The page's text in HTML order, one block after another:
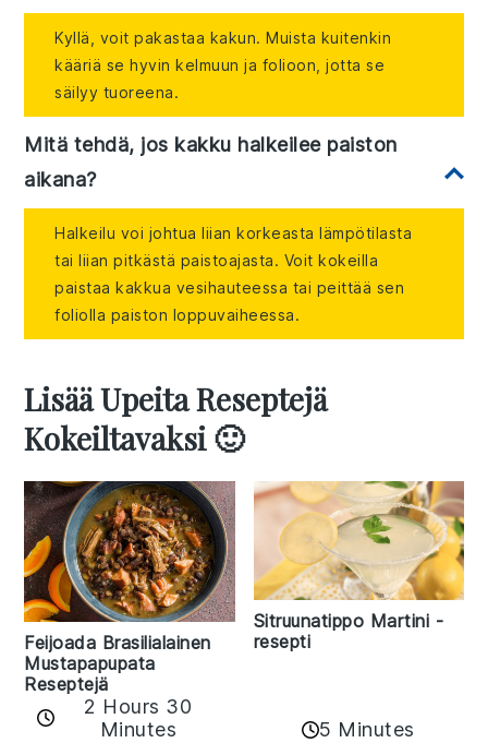
Kyllä, voit pakastaa kakun. Muista kuitenkin
kääriä se hyvin kelmuun ja folioon, jotta se
säilyy tuoreena.
Mitä tehdä, jos kakku halkeilee paiston
aikana?
Halkeilu voi johtua liian korkeasta lämpötilasta
tai liian pitkästä paistoajasta. Voit kokeilla
paistaa kakkua vesihauteessa tai peittää sen
foliolla paiston loppuvaiheessa.
Lisää Upeita Reseptejä
Kokeiltavaksi 🙂
Feijoada Brasilialainen
Mustapapupata
Reseptejä
2 Hours 30
Minutes
Sitruunatippo Martini -
resepti
5 Minutes